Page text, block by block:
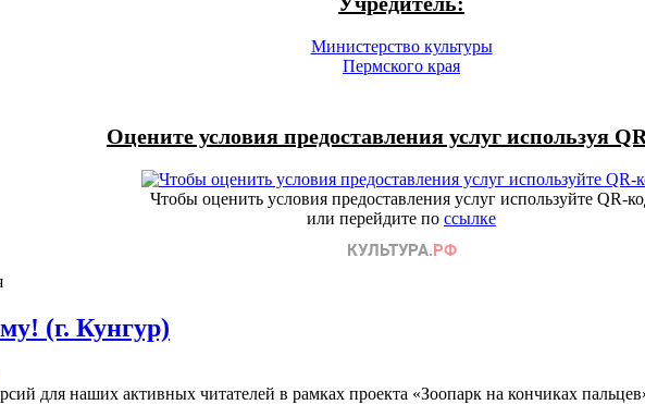
Министерство культуры
Пермского края
Оцените условия предоставления услуг используя
Чтобы оценить условия предоставления услуг используйте QR-
или перейдите по ссылке
(г. Кунгур)
для наших активных читателей в рамках проекта «Зоопарк на кончиках